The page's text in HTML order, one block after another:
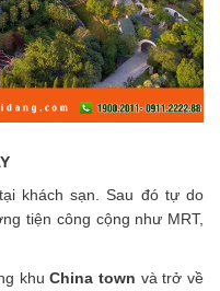
khách sạn. Sau đó tự do
tiện công cộng như MRT,
khuChina town và trở về